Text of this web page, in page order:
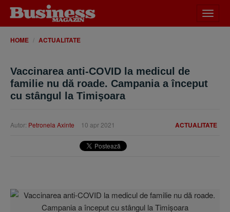
meniu
HOME ACTUALITATE
Vaccinarea anti-COVID la medicul de
familie nu dă roade. Campania a început
cu stângul la Timişoara
ACTUALITATE
Autor: Petronela Axinte 10 apr 2021